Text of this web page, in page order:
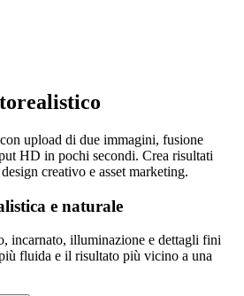
upload di due immagini, fusione
HD in pochi secondi. Crea risultati
creativo e asset marketing.
e naturale
incarnato, illuminazione e dettagli fini
fluida e il risultato più vicino a una